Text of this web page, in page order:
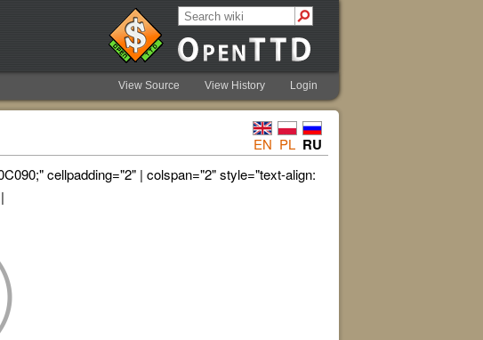
View Source View History Login
EN PL RU
cellpadding="2" | colspan="2" style="text-align: